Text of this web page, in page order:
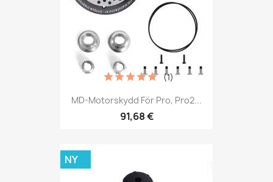
MD-Motorskydd För Pro, Pro2...
91,68 €
(1)
NY